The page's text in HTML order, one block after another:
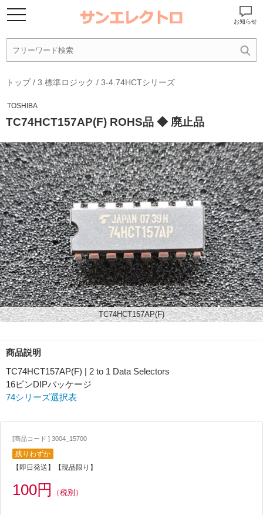
お知らせ
トップ/ 3.標準ロジック / 3-4.74HCTシリーズ
TOSHIBA
TC74HCT157AP(F) ROHS品 ◆ 廃止品
TC74HCT157AP(F)
商品説明
TC74HCT157AP(F) | 2 to 1 Data Selectors
16ピンDIPパッケージ
74シリーズ選択表
[商品コード ] 3004_15700
残りわずか
【即日発送】【現品限り】
100円 （税別）